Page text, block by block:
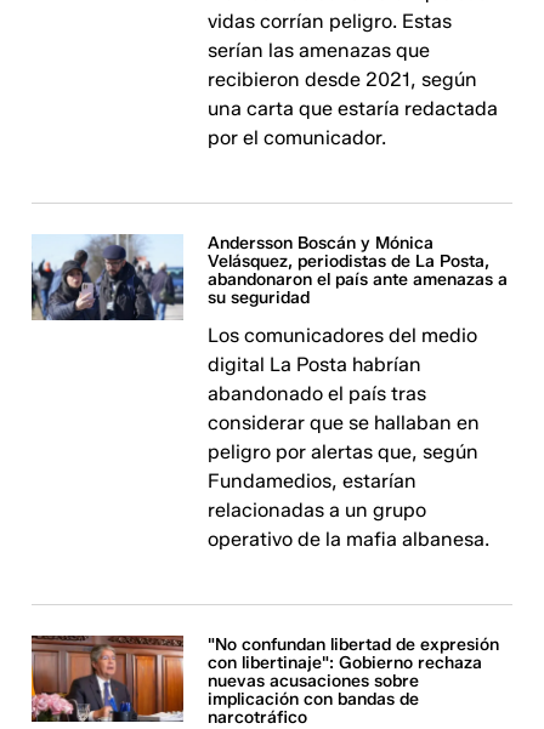
vidas corrían peligro. Estas
serían las amenazas que
recibieron desde 2021, según
una carta que estaría redactada
por el comunicador.
Andersson Boscán y Mónica
Velásquez, periodistas de La Posta,
abandonaron el país ante amenazas a
su seguridad
Los comunicadores del medio
digital La Posta habrían
abandonado el país tras
considerar que se hallaban en
peligro por alertas que, según
Fundamedios, estarían
relacionadas a un grupo
operativo de la mafia albanesa.
"No confundan libertad de expresión
con libertinaje": Gobierno rechaza
nuevas acusaciones sobre
implicación con bandas de
narcotráfico